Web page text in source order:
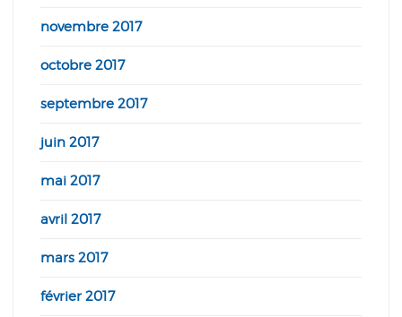
novembre 2017
octobre 2017
septembre 2017
juin 2017
mai 2017
avril 2017
mars 2017
février 2017